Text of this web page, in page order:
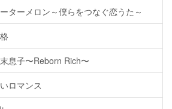
ターメロン～僕らをつなぐ恋うた～
息子〜Reborn Rich〜
ロマンス